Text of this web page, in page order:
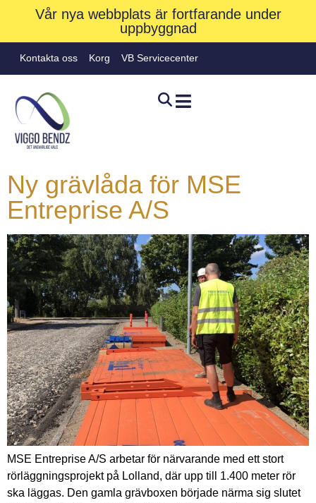
Vår nya webbplats är fortfarande under
uppbyggnad
Kontakta oss Korg VB Servicecenter
Ny grävlåda för MSE
Entreprise A/S
MSE Entreprise A/S arbetar för närvarande med ett stort
rörläggningsprojekt på Lolland, där upp till 1.400 meter rör
ska läggas. Den gamla grävboxen började närma sig slutet